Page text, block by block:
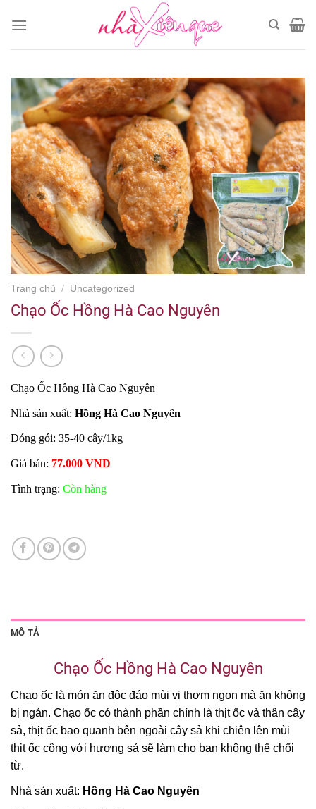
đến
Trang chủ / Uncategorized
Chạo Ốc Hồng Hà Cao Nguyên
Chạo Ốc Hồng Hà Cao Nguyên
Nhà sản xuất: Hồng Hà Cao Nguyên
Đóng gói: 35-40 cây/1kg
Giá bán: 77.000 VND
Tình trạng: Còn hàng
MÔ TẢ
Chạo Ốc Hồng Hà Cao Nguyên
Chạo ốc là món ăn độc đáo mùi vị thơm ngon mà ăn không
bị ngán. Chạo ốc có thành phần chính là thịt ốc và thân cây
sả, thịt ốc bao quanh bên ngoài cây sả khi chiên lên mùi
thịt ốc cộng với hương sả sẽ làm cho bạn không thể chối
từ.
Nhà sản xuất: Hồng Hà Cao Nguyên